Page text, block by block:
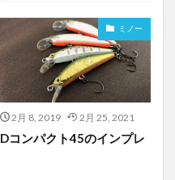
ミノー
2月 8, 2019 2月 25, 2021
Dコンパクト45のインプレ